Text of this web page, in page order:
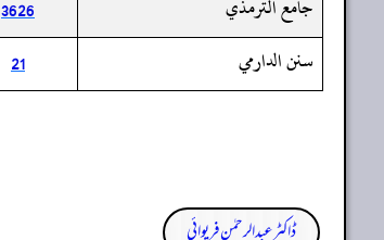
جامع الترمذي
3626
سنن الدارمي
21
ڈاکٹر عبدالرحمٰن فریوائی